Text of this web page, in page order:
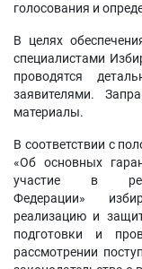
голосования и
В целях
специалистами
проводятся
заявителями.
материалы.
В соответствии с
«Об основных
участие в
Федерации»
реализацию и
подготовки и
рассмотрении